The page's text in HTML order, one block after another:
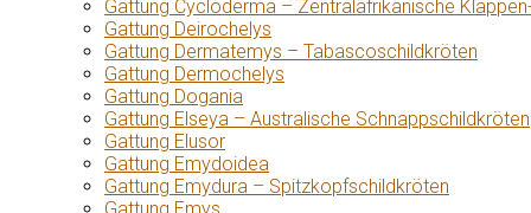
Gattung Cycloderma – Zentralafrikanische
Gattung Deirochelys
Gattung Dermatemys – Tabascoschildkröten
Gattung Dermochelys
Gattung Dogania
Gattung Elseya – Australische Schnappschildkröten
Gattung Elusor
Gattung Emydoidea
Gattung Emydura – Spitzkopfschildkröten